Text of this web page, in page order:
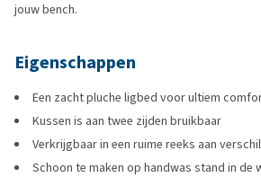
jouw bench.
Eigenschappen
Een zacht pluche ligbed voor ultiem
Kussen is aan twee zijden bruikbaar
Verkrijgbaar in een ruime reeks aan
Schoon te maken op handwas stand in de